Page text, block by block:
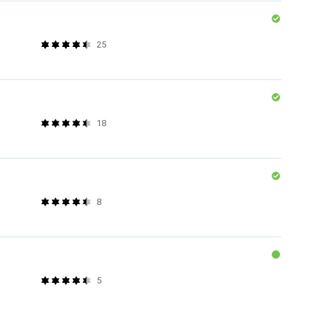
25
18
8
5